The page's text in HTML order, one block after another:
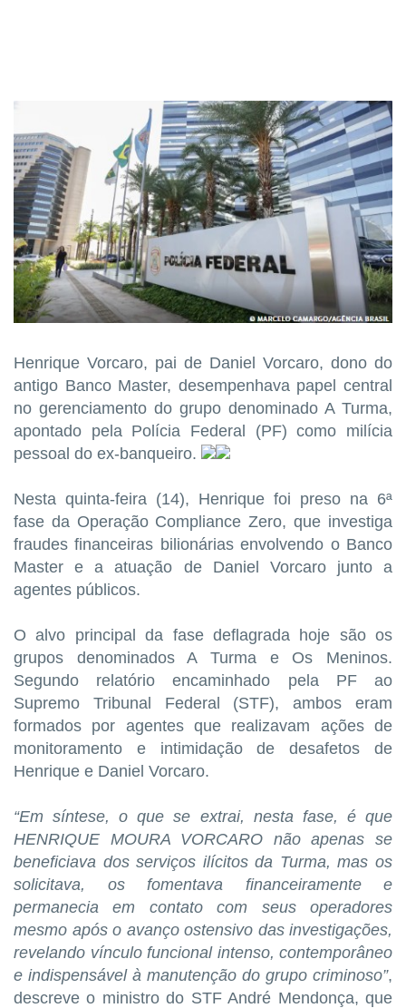
Henrique Vorcaro, pai de Daniel Vorcaro, dono do
antigo Banco Master, desempenhava papel central
no gerenciamento do grupo denominado A Turma,
apontado pela Polícia Federal (PF) como milícia
pessoal do ex-banqueiro.
Nesta quinta-feira (14), Henrique foi preso na 6ª
fase da Operação Compliance Zero, que investiga
fraudes financeiras bilionárias envolvendo o Banco
Master e a atuação de Daniel Vorcaro junto a
agentes públicos.
O alvo principal da fase deflagrada hoje são os
grupos denominados A Turma e Os Meninos.
Segundo relatório encaminhado pela PF ao
Supremo Tribunal Federal (STF), ambos eram
formados por agentes que realizavam ações de
monitoramento e intimidação de desafetos de
Henrique e Daniel Vorcaro.
“Em síntese, o que se extrai, nesta fase, é que
HENRIQUE MOURA VORCARO não apenas se
beneficiava dos serviços ilícitos da Turma, mas os
solicitava, os fomentava financeiramente e
permanecia em contato com seus operadores
mesmo após o avanço ostensivo das investigações,
revelando vínculo funcional intenso, contemporâneo
e indispensável à manutenção do grupo criminoso”,
descreve o ministro do STF André Mendonça, que